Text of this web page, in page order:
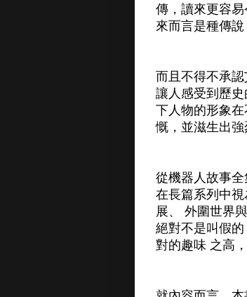
傳，讀來更容
來而言是種傳
而且不得不承
讓人感受到歷
下人物的形象
慨，並滋生出強
從機器人故事
在長篇系列中
展、 外圍世界
絕對不是叫假
對的趣味 之高